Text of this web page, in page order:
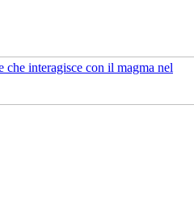
che interagisce con il magma nel